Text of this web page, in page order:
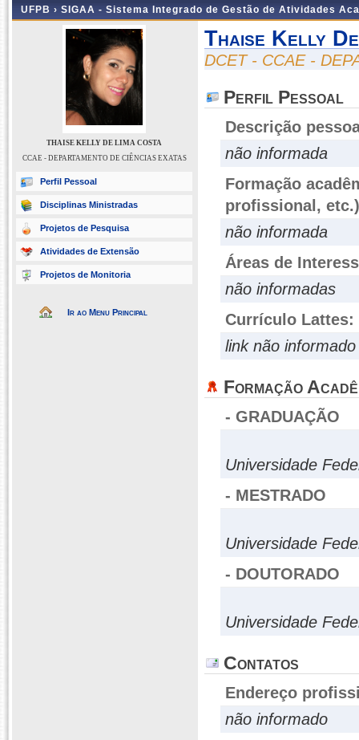
UFPB › SIGAA - Sistema Integrado de Gestão de Atividades
THAISE KELLY DE LIMA COSTA
CCAE - DEPARTAMENTO DE CIÊNCIAS EXATAS
Perfil Pessoal
Disciplinas Ministradas
Projetos de Pesquisa
Atividades de Extensão
Projetos de Monitoria
Ir ao Menu Principal
Thaise Kelly
DCET - CCAE -
Perfil Pessoal
Descrição
não informada
Formação
profissional, etc.)
não informada
Áreas de
não informadas
Currículo Lattes:
link não informado
Formação
- GRADUAÇÃO
Universidade
- MESTRADO
Universidade
- DOUTORADO
Universidade
Contatos
Endereço
não informado